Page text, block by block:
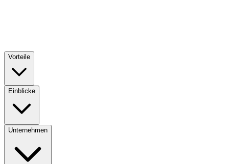
Vorteile
Einblicke
Unternehmen